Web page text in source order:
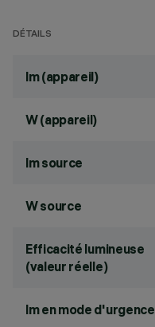
DÉTAILS
lm (appareil)
W (appareil)
lm source
W source
Efficacité lumineuse
(valeur réelle)
lm en mode d'urgence